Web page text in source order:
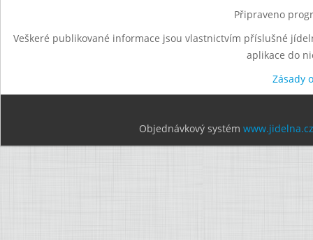
Připraveno
Veškeré publikované informace jsou vlastnictvím příslušné
aplikace do
Zásady
Objednávkový systém www.jidelna.cz